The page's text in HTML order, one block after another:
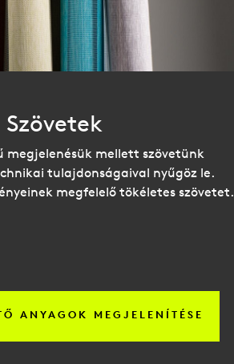
Szövetek
megjelenésük mellett szövetünk
tulajdonságaival nyűgöz le.
megfelelő tökéletes szövetet.
ANYAGOK MEGJELENÍTÉSE